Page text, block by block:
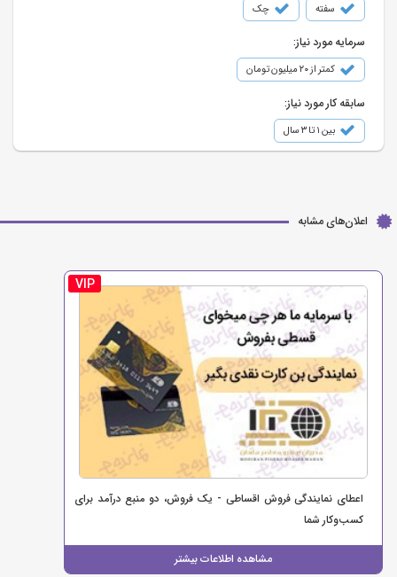
سفته چک
سرمایه مورد نیاز:
کمتر از ۲۰ میلیون تومان
سابقه کار مورد نیاز:
بین ۱ تا ۳ سال
اعلان‌های مشابه
VIP
اعطای نمایندگی فروش اقساطی - یک فروش، دو منبع درآمد برای
کسب‌وکار شما
مشاهده اطلاعات بیشتر